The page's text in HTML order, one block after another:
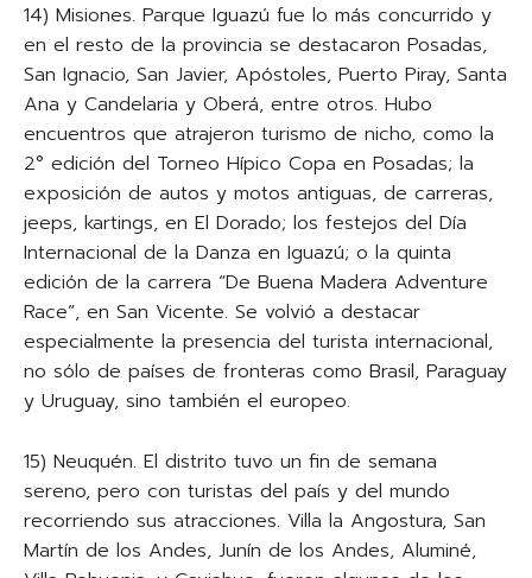
14) Misiones. Parque Iguazú fue lo más concurrido y
en el resto de la provincia se destacaron Posadas,
San Ignacio, San Javier, Apóstoles, Puerto Piray, Santa
Ana y Candelaria y Oberá, entre otros. Hubo
encuentros que atrajeron turismo de nicho, como la
2° edición del Torneo Hípico Copa en Posadas; la
exposición de autos y motos antiguas, de carreras,
jeeps, kartings, en El Dorado; los festejos del Día
Internacional de la Danza en Iguazú; o la quinta
edición de la carrera “De Buena Madera Adventure
Race”, en San Vicente. Se volvió a destacar
especialmente la presencia del turista internacional,
no sólo de países de fronteras como Brasil, Paraguay
y Uruguay, sino también el europeo.
15) Neuquén. El distrito tuvo un fin de semana
sereno, pero con turistas del país y del mundo
recorriendo sus atracciones. Villa la Angostura, San
Martín de los Andes, Junín de los Andes, Aluminé,